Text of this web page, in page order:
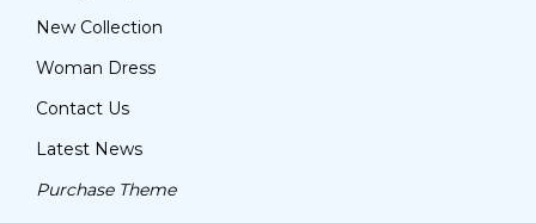
New Collection
Woman Dress
Contact Us
Latest News
Purchase Theme